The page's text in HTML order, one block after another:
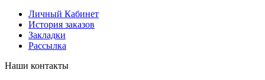
Личный Кабинет
История заказов
Закладки
Рассылка
Наши контакты